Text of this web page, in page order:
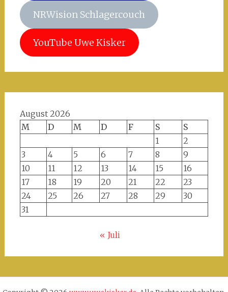
NRWision Schlagercouch
YouTube Uwe Kisker
August 2026
M
D M D F S
S
1
2
3
4 5 6 7 8
9
10
11 12 13 14 15
16
17
18 19 20 21 22
23
24
25 26 27 28 29
30
31
« Juli